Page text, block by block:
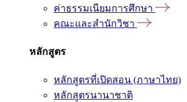
ค่าธรรมเนียมการศึกษา
คณะและสำนักวิชา
หลักสูตร
หลักสูตรที่เปิดสอน (ภาษาไทย)
หลักสูตรนานาชาติ